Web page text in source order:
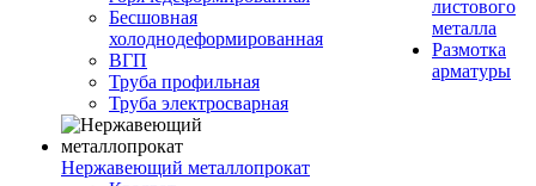
Бесшовная
холоднодеформированная
ВГП
Труба профильная
Труба электросварная
Нержавеющий металлопрокат
листового
металла
Размотка
арматуры